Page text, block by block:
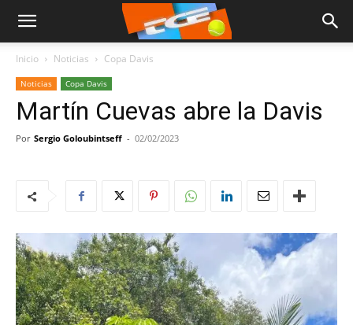
Inicio Noticias Copa Davis
Noticias Copa Davis
Martín Cuevas abre la Davis
Por Sergio Goloubintseff - 02/02/2023